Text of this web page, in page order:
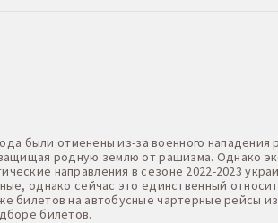
были отменены из-за военного
родную землю от рашизма. Однако
направления в сезоне 2022-2023
однако сейчас это единственный
на автобусные чартерные рейсы
билетов.